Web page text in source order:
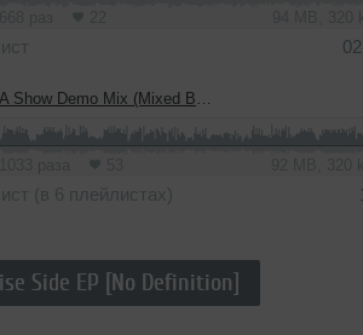
Show Demo Mix (Mixed By Mart)
(в 6 плейлистах)
Side EP [No Definition]